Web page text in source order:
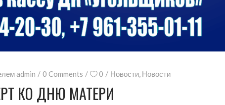
admin 0 Comments 0 Новости, Новости
КО ДНЮ МАТЕРИ